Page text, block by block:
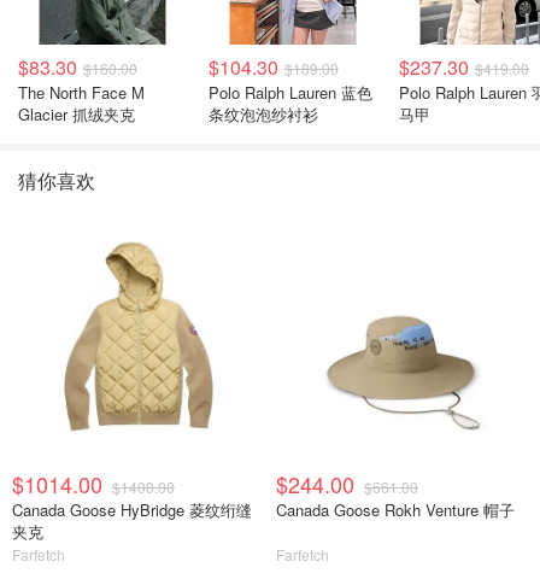
$83.30 $160.00
The North Face M
Glacier 抓绒夹克
$104.30 $189.00
Polo Ralph Lauren 蓝色
条纹泡泡纱衬衫
$237.30 $419.00
Polo Ralph Lauren
马甲
猜你喜欢
$1014.00 $1400.00
Canada Goose HyBridge 菱纹绗缝
夹克
Farfetch
$244.00 $661.00
Canada Goose Rokh Venture 帽子
Farfetch